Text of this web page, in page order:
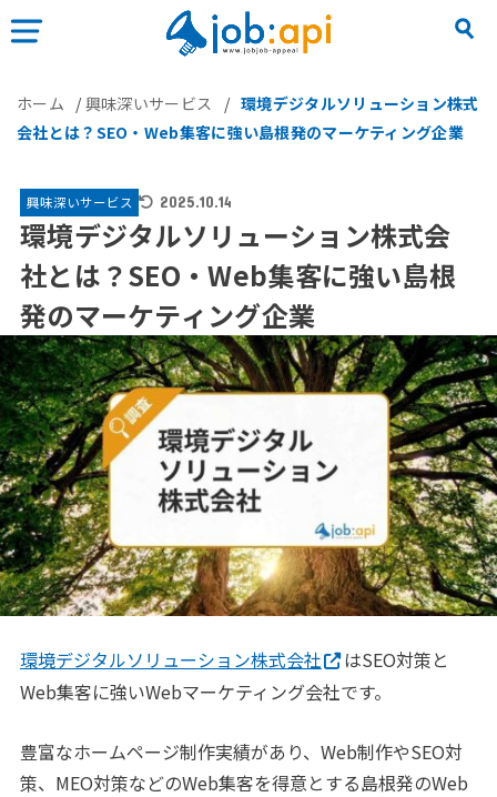
ホーム /興味深いサービス / 環境デジタルソリューション株式
会社とは？SEO・Web集客に強い島根発のマーケティング企業
興味深いサービス 2025.10.14
環境デジタルソリューション株式会
社とは？SEO・Web集客に強い島根
発のマーケティング企業
環境デジタルソリューション株式会社
はSEO対策と
Web集客に強いWebマーケティング会社です。
豊富なホームページ制作実績があり、Web制作やSEO対
策、MEO対策などのWeb集客を得意とする島根発のWeb